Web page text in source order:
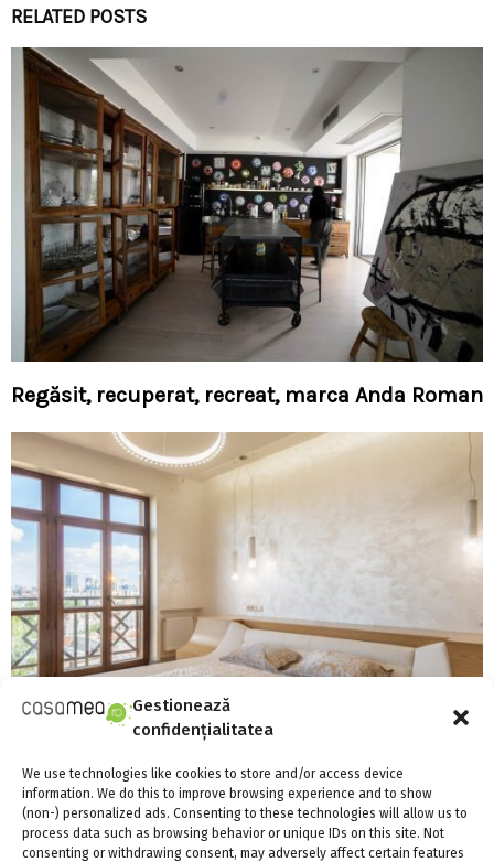
Gestionează
confidențialitatea
We use technologies like cookies to store and/or access device
information. We do this to improve browsing experience and to show
(non-) personalized ads. Consenting to these technologies will allow us to
process data such as browsing behavior or unique IDs on this site. Not
consenting or withdrawing consent, may adversely affect certain features
RELATED POSTS
Regăsit, recuperat, recreat, marca Anda Roman
Tot ce trebuie să știți despre cum
funcționează un bec cu LED-uri